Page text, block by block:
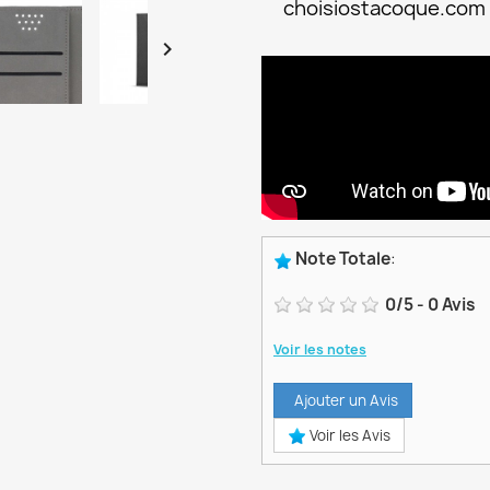

choisiostacoque.com
Note Totale:
0/5- 0Avis
Voir les notes
Ajouter un Avis
Voir les Avis